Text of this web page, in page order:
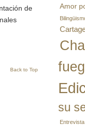
de
Back to Top
Amor
su
Entrevista